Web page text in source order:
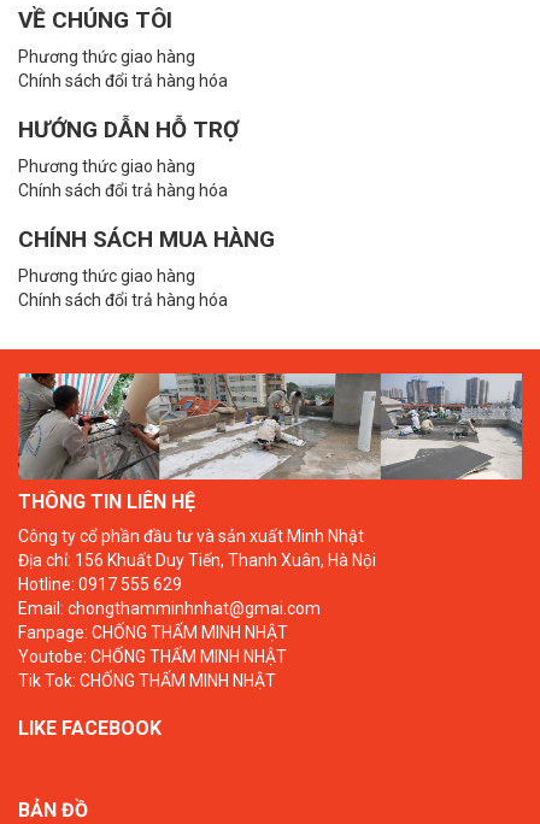
VỀ CHÚNG TÔI
Phương thức giao hàng
Chính sách đổi trả hàng hóa
HƯỚNG DẪN HỖ TRỢ
Phương thức giao hàng
Chính sách đổi trả hàng hóa
CHÍNH SÁCH MUA HÀNG
Phương thức giao hàng
Chính sách đổi trả hàng hóa
THÔNG TIN LIÊN HỆ
Công ty cổ phần đầu tư và sản xuất Minh Nhật
Địa chỉ: 156 Khuất Duy Tiến, Thanh Xuân, Hà Nội
Hotline: 0917 555 629
Email: chongthamminhnhat@gmai.com
Fanpage: CHỐNG THẤM MINH NHẬT
Youtobe: CHỐNG THẤM MINH NHẬT
Tik Tok: CHỐNG THẤM MINH NHẬT
LIKE FACEBOOK
BẢN ĐỒ